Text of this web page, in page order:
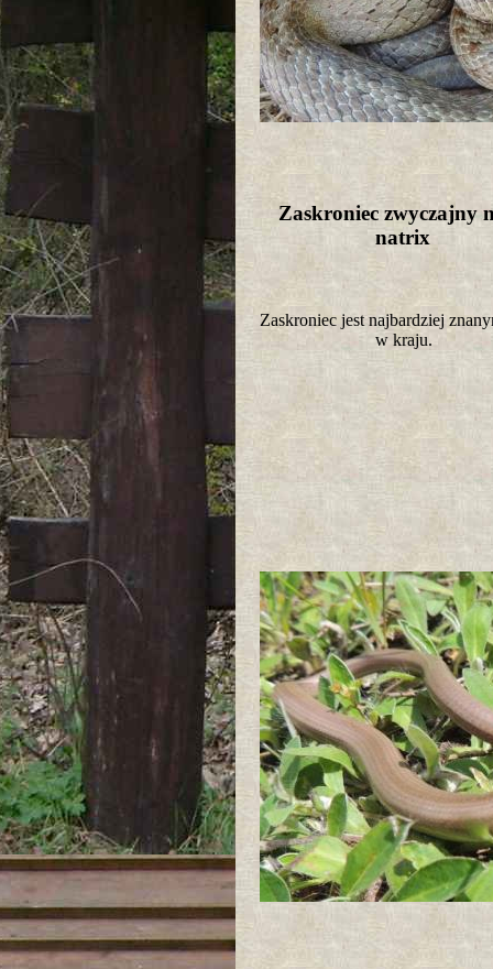
Zaskroniec zwyczajny
natrix
Zaskroniec jest najbardziej
w kraju.